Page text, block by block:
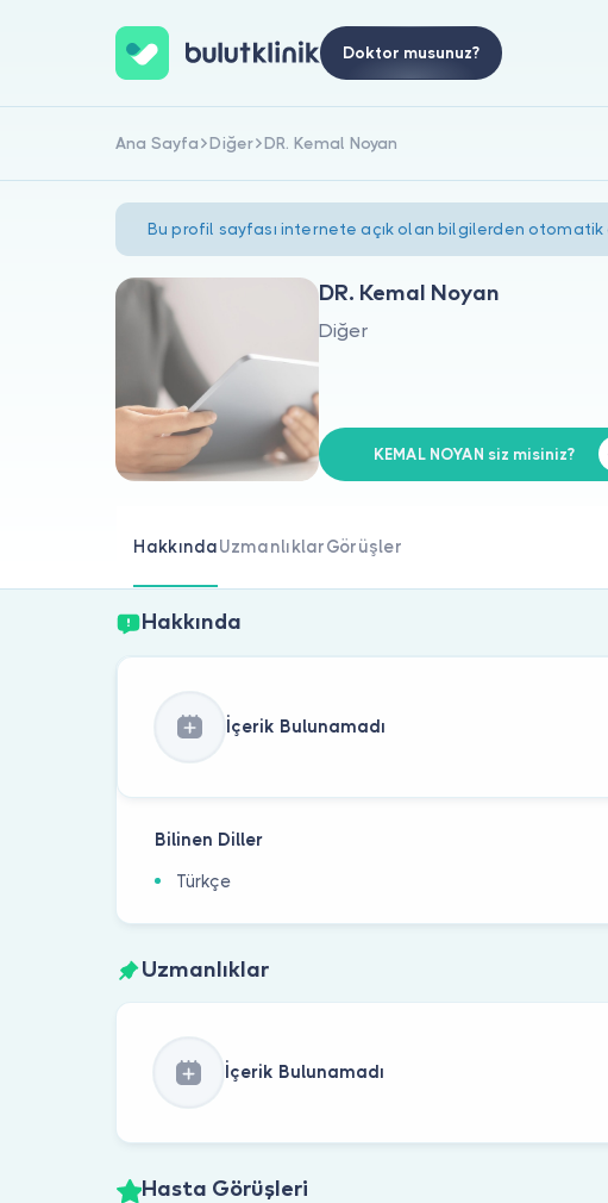
Doktor musunuz?
Ana Sayfa Diğer DR. Kemal Noyan
Bu profil sayfası internete açık olan bilgilerden
DR. Kemal Noyan
Diğer
KEMAL NOYAN siz misiniz?
HakkındaUzmanlıklarGörüşler
Hakkında
İçerik Bulunamadı
Bilinen Diller
Türkçe
Uzmanlıklar
İçerik Bulunamadı
Hasta Görüşleri